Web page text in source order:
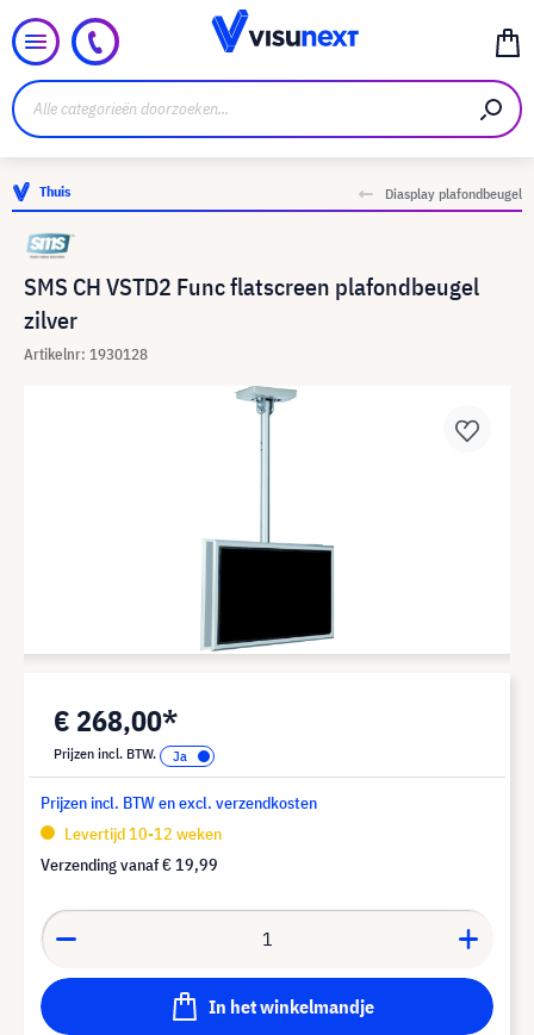
Thuis Diasplay plafondbeugel
SMS CH VSTD2 Func flatscreen plafondbeugel
zilver
Artikelnr: 1930128
€ 268,00*
Prijzen incl. BTW.
Prijzen incl. BTW en excl. verzendkosten
Levertijd 10-12 weken
Verzending vanaf€ 19,99
In het winkelmandje